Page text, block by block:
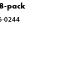
pack
0244